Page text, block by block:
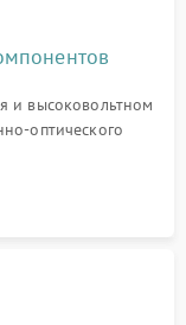
и высоковольтном
оптического
эмиссии,
цифровых